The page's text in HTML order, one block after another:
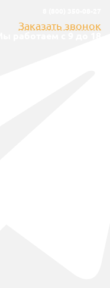
Заказать звонок